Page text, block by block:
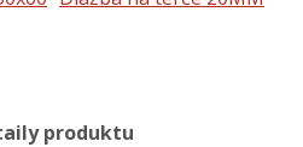
produktu